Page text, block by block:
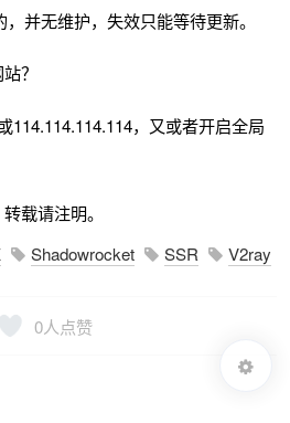
并无维护，失效只能等待更新。
？
114.114.114.114，又或者开启全局
转载请注明。
Shadowrocket SSR V2ray
0人点赞